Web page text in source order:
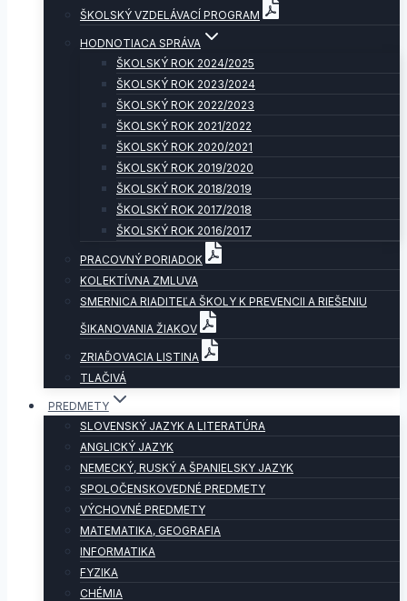
ŠKOLSKÝ VZDELÁVACÍ PROGRAM
HODNOTIACA SPRÁVA
ŠKOLSKÝ ROK 2024/2025
ŠKOLSKÝ ROK 2023/2024
ŠKOLSKÝ ROK 2022/2023
ŠKOLSKÝ ROK 2021/2022
ŠKOLSKÝ ROK 2020/2021
ŠKOLSKÝ ROK 2019/2020
ŠKOLSKÝ ROK 2018/2019
ŠKOLSKÝ ROK 2017/2018
ŠKOLSKÝ ROK 2016/2017
PRACOVNÝ PORIADOK
KOLEKTÍVNA ZMLUVA
SMERNICA RIADITEĽA ŠKOLY K PREVENCII A RIEŠENIU
ŠIKANOVANIA ŽIAKOV
ZRIAĎOVACIA LISTINA
TLAČIVÁ
PREDMETY
SLOVENSKÝ JAZYK A LITERATÚRA
ANGLICKÝ JAZYK
NEMECKÝ, RUSKÝ A ŠPANIELSKY JAZYK
SPOLOČENSKOVEDNÉ PREDMETY
VÝCHOVNÉ PREDMETY
MATEMATIKA, GEOGRAFIA
INFORMATIKA
FYZIKA
CHÉMIA